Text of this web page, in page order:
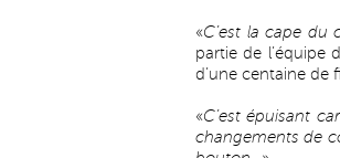
«C’est la cape du
partie de l’équipe
d’une centaine de
«C’est épuisant
changements de